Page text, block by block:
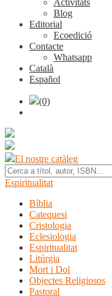
Activitats
Blog
Editorial
Ecoedició
Contacte
Whatsapp
Català
Español
(0)
El nostre catàleg
Espiritualitat
Bíblia
Catequesi
Cristologia
Eclesiologia
Espiritualitat
Litúrgia
Mort i Dol
Objectes Religiosos
Pastoral